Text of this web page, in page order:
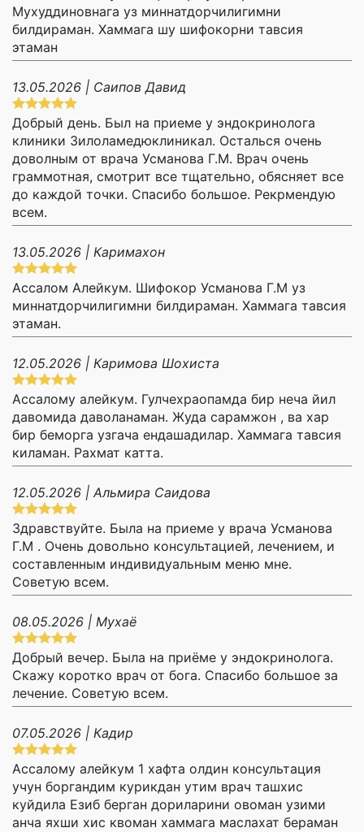
Мухуддиновнага уз миннатдорчилигимни
билдираман. Хаммага шу шифокорни тавсия
этаман
13.05.2026 | Саипов Давид
Добрый день. Был на приеме у эндокринолога
клиники Зилоламедюклиникал. Осталься очень
доволным от врача Усманова Г.М. Врач очень
граммотная, смотрит все тщательно, обясняет все
до каждой точки. Спасибо большое. Рекрмендую
всем.
13.05.2026 | Каримахон
Ассалом Алейкум. Шифокор Усманова Г.М уз
миннатдорчилигимни билдираман. Хаммага тавсия
этаман.
12.05.2026 | Каримова Шохиста
Ассалому алейкум. Гулчехраопамда бир неча йил
давомида даволанаман. Жуда сарамжон , ва хар
бир беморга узгача ендашадилар. Хаммага тавсия
киламан. Рахмат катта.
12.05.2026 | Альмира Саидова
Здравствуйте. Была на приеме у врача Усманова
Г.М . Очень довольно консультацией, лечением, и
составленным индивидуальным меню мне.
Советую всем.
08.05.2026 | Мухаё
Добрый вечер. Была на приёме у эндокринолога.
Скажу коротко врач от бога. Спасибо большое за
лечение. Советую всем.
07.05.2026 | Кадир
Ассалому алейкум 1 хафта олдин консультация
учун боргандим курикдан утим врач ташхис
куйдила Езиб берган дориларини овоман узими
анча яхши хис квоман хаммага маслахат бераман